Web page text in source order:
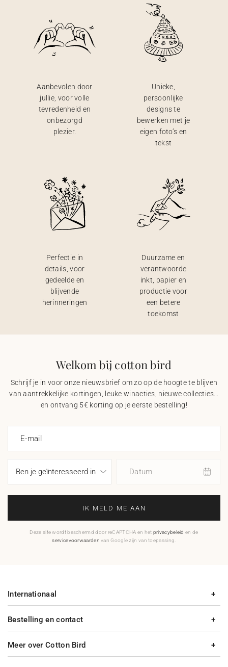
Aanbevolen door
jullie, voor volle
tevredenheid en
onbezorgd
plezier.
Unieke,
persoonlijke
designs te
bewerken met je
eigen foto’s en
tekst
Perfectie in
details, voor
gedeelde en
blijvende
herinneringen
Duurzame en
verantwoorde
inkt, papier en
productie voor
een betere
toekomst
Welkom bij cotton bird
Schrijf je in voor onze nieuwsbrief om zo op de hoogte te blijven
van aantrekkelijke kortingen, leuke winacties, nieuwe collecties…
en ontvang 5€ korting op je eerste bestelling!
E-mail
Datum
IK MELD ME AAN
Deze site wordt beschermd door reCAPTCHA en het privacybeleid en de
servicevoorwaarden van Google zijn van toepassing.
Bestelling en contact
Meer over Cotton Bird
Internationaal